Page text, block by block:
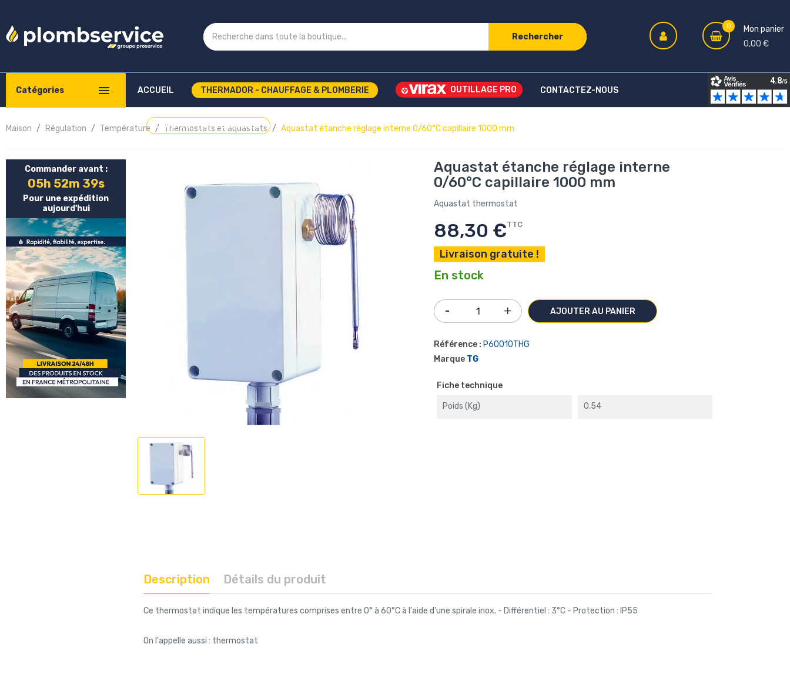
Rechercher
0
Mon panier
0,00 €
Catégories ACCUEIL THERMADOR - CHAUFFAGE & PLOMBERIE CONTACTEZ-NOUS
COMPTE PROFESSIONNEL
Maison Régulation Température Thermostats et aquastats Aquastat étanche réglage interne 0/60°C capillaire 1000 mm
Commander avant :
05h 52m 39s
Pour une expédition
aujourd'hui
Aquastat étanche réglage interne
0/60°C capillaire 1000 mm
Aquastat thermostat
88,30 €TTC
Livraison gratuite !
En stock
AJOUTER AU PANIER
Référence : P60010THG
Marque TG
Fiche technique
Poids (kg) 0.54
Description Détails du produit
Ce thermostat indique les températures comprises entre 0° à 60°C à l'aide d'une spirale inox. - Différentiel : 3°C - Protection : IP55
On l'appelle aussi : thermostat